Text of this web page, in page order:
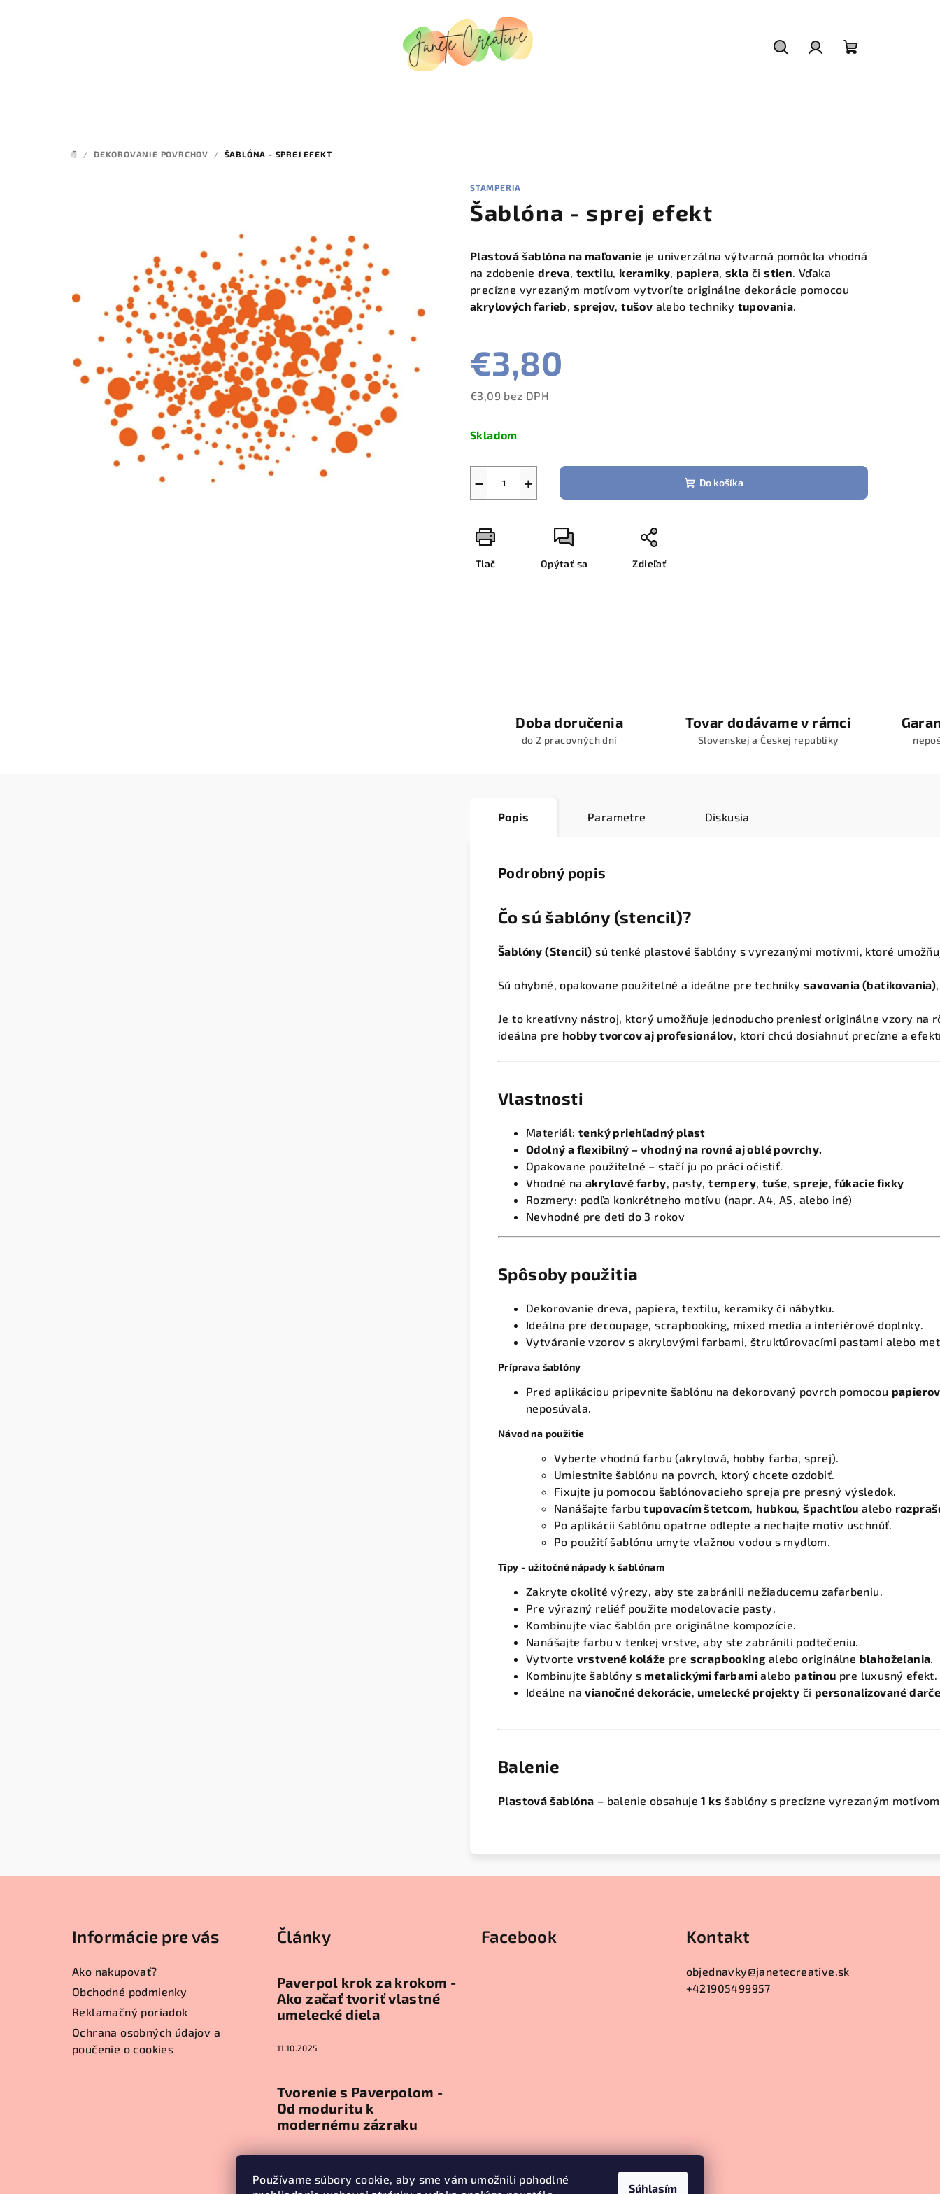
Používame súbory cookie, aby sme vám umožnili pohodlné
Súhlasím
DOMOV
/ DEKOROVANIE POVRCHOV / ŠABLÓNA - SPREJ EFEKT
STAMPERIA
Šablóna - sprej efekt
Plastová šablóna na maľovanie je univerzálna výtvarná pomôcka vhodná
na zdobenie dreva textilu keramiky papiera skla čistien . Vďaka
precízne vyrezaným motívom vytvoríte originálne dekorácie pomocou
akrylových farieb sprejov ,tušov alebo techniky tupovania
€3,80
€3,09 bez DPH
cena:
Skladom
+
− Do košíka
Tlač Opýtať sa Zdieľať
Doba doručenia
do 2 pracovných dní
Tovar dodávame v rámci
Slovenskej a Českej republiky
Popis Parametre Diskusia
Podrobný popis
Čo sú šablóny (stencil)?
Šablóny (Stencil) sú tenké plastové šablóny s vyrezanými motívmi, ktoré
Sú ohybné, opakovane použiteľné a ideálne pre techniky savovania (batikovania)
Je to kreatívny nástroj, ktorý umožňuje jednoducho preniesť originálne vzory na
ideálna pre hobby tvorcov aj profesionálov , ktorí chcú dosiahnuť precízne a
Vlastnosti
Materiál: tenký priehľadný plast
Odolný a flexibilný – vhodný na rovné aj oblé povrchy.
Opakovane použiteľné – stačí ju po práci očistiť.
Vhodné na akrylové farby , pasty,tempery tuše ,spreje ,fúkacie fixky
Rozmery: podľa konkrétneho motívu (napr. A4, A5, alebo iné)
Nevhodné pre deti do 3 rokov
Spôsoby použitia
Dekorovanie dreva, papiera, textilu, keramiky či nábytku.
Ideálna pre decoupage, scrapbooking, mixed media a interiérové doplnky.
Vytváranie vzorov s akrylovými farbami, štruktúrovacími pastami alebo
Príprava šablóny
Pred aplikáciou pripevnite šablónu na dekorovaný povrch pomocou
neposúvala.
Návod na použitie
Vyberte vhodnú farbu (akrylová, hobby farba, sprej).
Umiestnite šablónu na povrch, ktorý chcete ozdobiť.
Fixujte ju pomocou šablónovacieho spreja pre presný výsledok.
Nanášajte farbutupovacím štetcom hubkou ,špachtľou alebo
Po aplikácii šablónu opatrne odlepte a nechajte motív uschnúť.
Po použití šablónu umyte vlažnou vodou s mydlom.
Tipy - užitočné nápady k šablónam
Zakryte okolité výrezy, aby ste zabránili nežiaducemu zafarbeniu.
Pre výrazný reliéf použite modelovacie pasty.
Kombinujte viac šablón pre originálne kompozície.
Nanášajte farbu v tenkej vrstve, aby ste zabránili podtečeniu.
Vytvorte vrstvené koláže pre scrapbooking alebo originálne blahoželania
Kombinujte šablóny s metalickými farbami alebo patinou pre luxusný efekt.
Ideálne navianočné dekorácie umelecké projekty či personalizované
Balenie
Plastová šablóna – balenie obsahuje1 ks šablóny s precízne vyrezaným
Informácie pre vás
Ako nakupovať?
Obchodné podmienky
Reklamačný poriadok
Ochrana osobných údajov a
poučenie o cookies
Články
Paverpol krok za krokom -
Ako začať tvoriť vlastné
umelecké diela
11.10.2025
Tvorenie s Paverpolom -
Od moduritu k
modernému zázraku
11.10.2025
Facebook Kontakt
objednavky@janetecreative.sk
+421905499957